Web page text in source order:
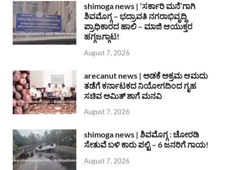
shimoga news | ‘ಸರ್ಕಾರಿ ಮನೆ’ಗಾಗಿ
ಶಿವಮೊಗ್ಗ – ಭದ್ರಾವತಿ ನಗರಾಭಿವೃದ್ದಿ
ಪ್ರಾಧಿಕಾರದ ಹಾಲಿ – ಮಾಜಿ ಆಯುಕ್ತರ
ಹಗ್ಗಜಗ್ಗಾಟ!
August 7, 2026
arecanut news | ಅಡಕೆ ಅಕ್ರಮ ಆಮದು
ತಡೆಗೆ ಕರ್ನಾಟಕದ ನಿಯೋಗದಿಂದ ಗೃಹ
ಸಚಿವ ಅಮಿತ್ ಶಾಗೆ ಮನವಿ
August 7, 2026
shimoga news | ಶಿವಮೊಗ್ಗ : ಚೋರಡಿ
ಸೇತುವೆ ಬಳಿ ಕಾರು ಪಲ್ಟಿ – 6 ಜನರಿಗೆ ಗಾಯ!
August 7, 2026